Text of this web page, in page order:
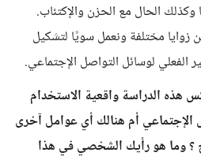
الحال مع الحزن والإكتئاب.
زوايا مختلفة ونعمل سويًا لتشكيل
الفعلي لوسائل التواصل الإجتماعي.
هذه الدراسة واقعية الاستخدام
الإجتماعي أم هنالك أي عوامل آخرى
؟ وما هو رأيك الشخصي في هذا